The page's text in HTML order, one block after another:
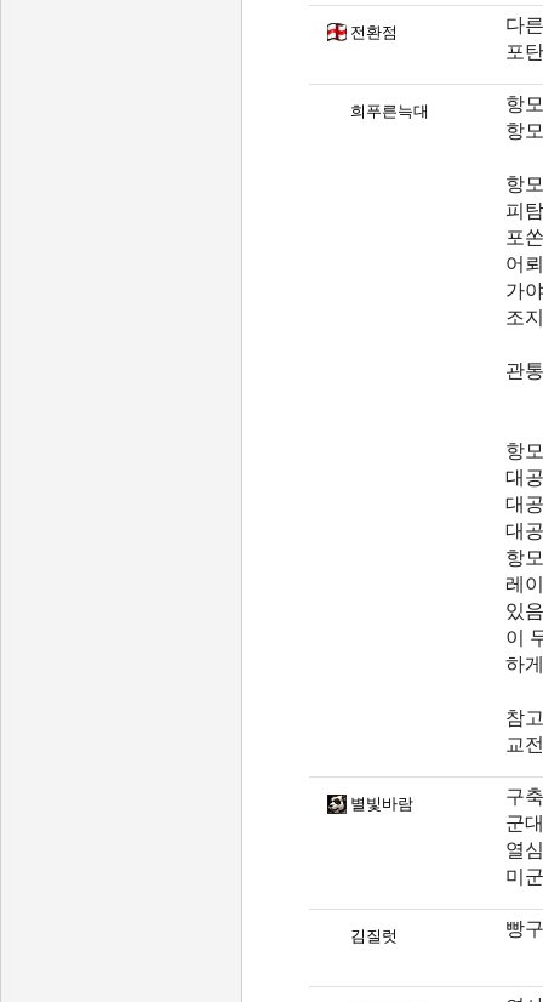
전환점
다
포
희푸른늑대
항
항
항
피
포
어
가
조
관
항
대
대
대
항
레
있
이
하
참
교
별빛바람
구
군
열
미
김질럿 빵